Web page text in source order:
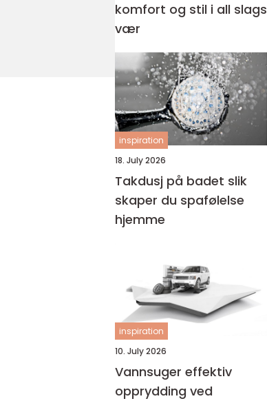
komfort og stil i all slags
vær
inspiration
18. July 2026
Takdusj på badet slik
skaper du spafølelse
hjemme
inspiration
10. July 2026
Vannsuger effektiv
opprydding ved